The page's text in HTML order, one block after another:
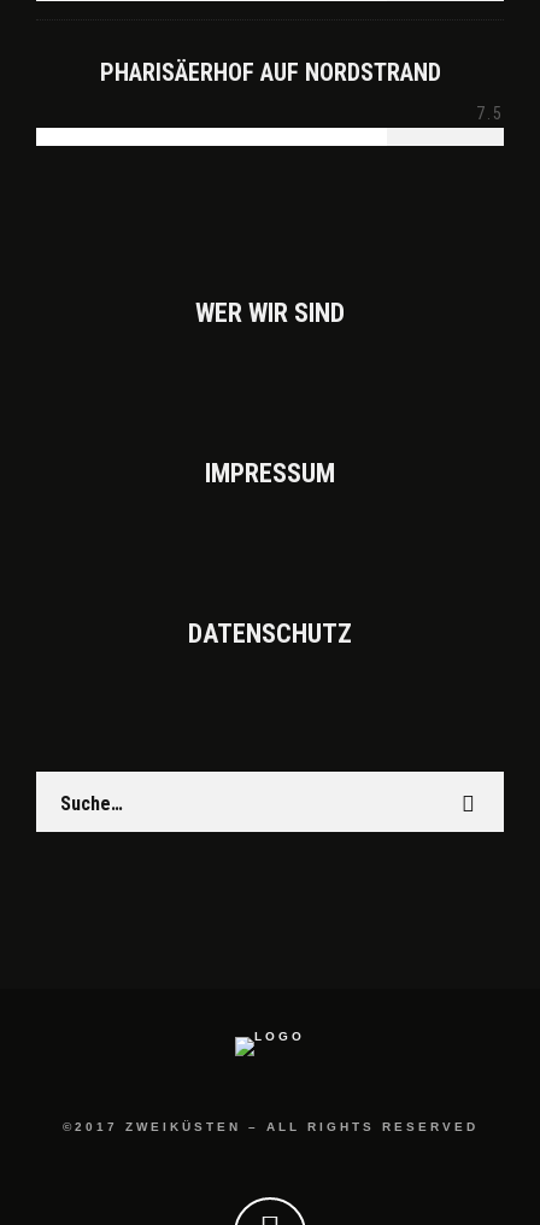
PHARISÄERHOF AUF NORDSTRAND
7.5
WER WIR SIND
IMPRES­SUM
DATEN­SCHUTZ
©2017 ZWEIKÜSTEN – ALL RIGHTS RESERVED